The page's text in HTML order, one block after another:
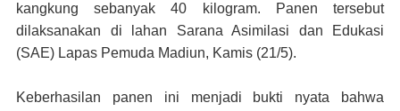
kangkung sebanyak 40 kilogram. Panen tersebut
dilaksanakan di lahan Sarana Asimilasi dan Edukasi
(SAE) Lapas Pemuda Madiun, Kamis (21/5).
Keberhasilan panen ini menjadi bukti nyata bahwa